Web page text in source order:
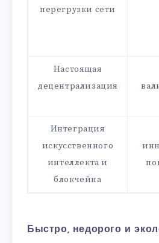
перегрузки сети
Настоящая
децентрализация
Интеграция
искусственного
интеллекта и
блокчейна
Быстро, недорого и